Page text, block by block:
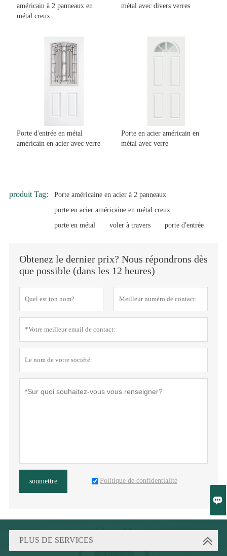

américain à 2 panneaux en
métal creux
métal avec divers verres
Porte d'entrée en métal
américain en acier avec verre
Porte en acier américain en
métal avec verre
produit Tag:
Porte américaine en acier à 2 panneaux
porte en acier américaine en métal creux
porte en métal
voler à travers porte d'entrée
Obtenez le dernier prix? Nous répondrons dès
que possible (dans les 12 heures)
soumettre Politique de confidentialité
PLUS DE SERVICES